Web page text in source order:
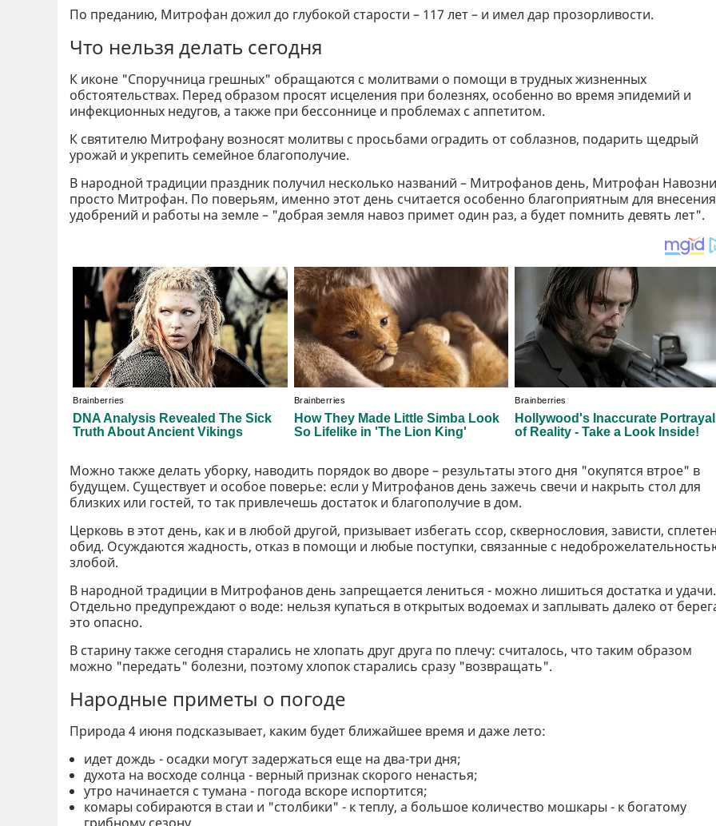
По преданию, Митрофан дожил до глубокой старости – 117 лет – и имел дар прозорливости.
Что нельзя делать сегодня
К иконе "Споручница грешных" обращаются с молитвами о помощи в трудных жизненных
обстоятельствах. Перед образом просят исцеления при болезнях, особенно во время эпидемий и
инфекционных недугов, а также при бессоннице и проблемах с аппетитом.
К святителю Митрофану возносят молитвы с просьбами оградить от соблазнов, подарить щедрый
урожай и укрепить семейное благополучие.
В народной традиции праздник получил несколько названий – Митрофанов день, Митрофан
просто Митрофан. По поверьям, именно этот день считается особенно благоприятным для внесения
удобрений и работы на земле – "добрая земля навоз примет один раз, а будет помнить девять лет".
Можно также делать уборку, наводить порядок во дворе – результаты этого дня "окупятся втрое" в
будущем. Существует и особое поверье: если у Митрофанов день зажечь свечи и накрыть стол для
близких или гостей, то так привлечешь достаток и благополучие в дом.
Церковь в этот день, как и в любой другой, призывает избегать ссор, сквернословия, зависти,
обид. Осуждаются жадность, отказ в помощи и любые поступки, связанные с
злобой.
В народной традиции в Митрофанов день запрещается лениться - можно лишиться достатка и удачи.
Отдельно предупреждают о воде: нельзя купаться в открытых водоемах и заплывать далеко от
это опасно.
В старину также сегодня старались не хлопать друг друга по плечу: считалось, что таким образом
можно "передать" болезни, поэтому хлопок старались сразу "возвращать".
Народные приметы о погоде
Природа 4 июня подсказывает, каким будет ближайшее время и даже лето:
идет дождь - осадки могут задержаться еще на два-три дня;
духота на восходе солнца - верный признак скорого ненастья;
утро начинается с тумана - погода вскоре испортится;
комары собираются в стаи и "столбики" - к теплу, а большое количество мошкары - к богатому